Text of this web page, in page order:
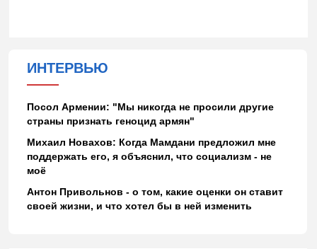
ИНТЕРВЬЮ
Посол Армении: "Мы никогда не просили другие
страны признать геноцид армян"
Михаил Новахов: Когда Мамдани предложил мне
поддержать его, я объяснил, что социализм - не
моё
Антон Привольнов - о том, какие оценки он ставит
своей жизни, и что хотел бы в ней изменить